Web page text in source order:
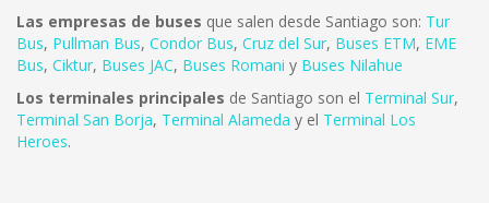
Las empresas de buses que salen desde Santiago son: Tur
Bus, Pullman Bus, Condor Bus, Cruz del Sur, Buses ETM, EME
Bus, Ciktur, Buses JAC, Buses Romani y Buses Nilahue
Los terminales principales de Santiago son el Terminal Sur,
Terminal San Borja, Terminal Alameda y el Terminal Los
Heroes.